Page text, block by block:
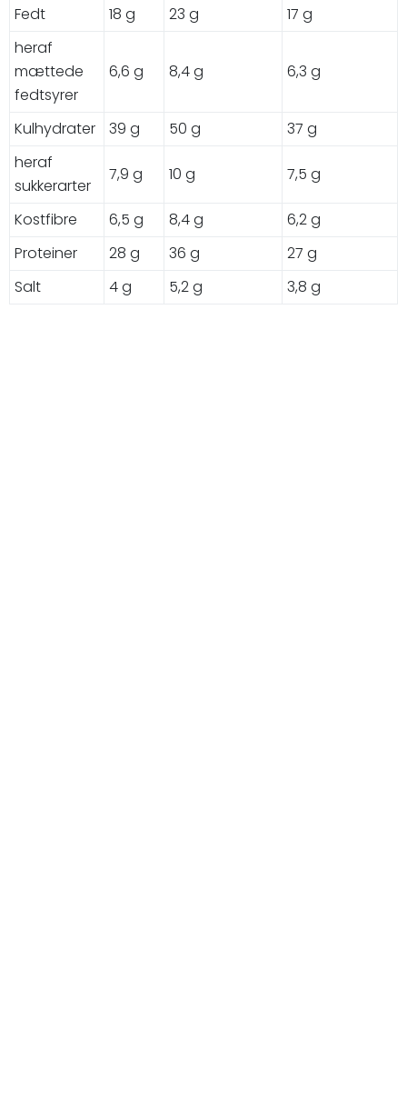
Fedt 18 g 23 g
17 g
heraf
mættede
fedtsyrer
6,6 g 8,4 g 6,3 g
Kulhydrater 39 g 50 g
37 g
heraf
sukkerarter
7,9 g 10 g 7,5 g
Kostfibre 6,5 g 8,4 g
6,2 g
Proteiner
28 g 36 g
27 g
Salt
4 g 5,2 g 3,8 g